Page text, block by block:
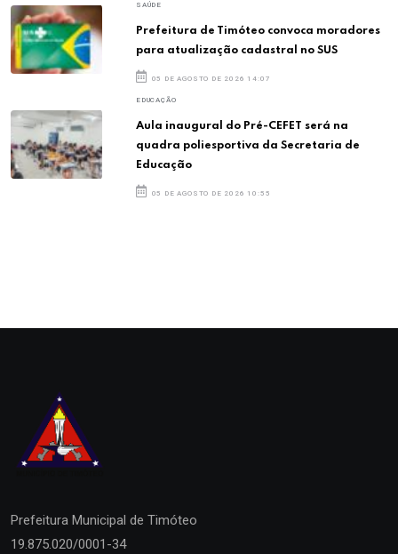
SAÚDE
Prefeitura de Timóteo convoca moradores
para atualização cadastral no SUS
05 DE AGOSTO DE 2026 14:07
EDUCAÇÃO
Aula inaugural do Pré-CEFET será na
quadra poliesportiva da Secretaria de
Educação
05 DE AGOSTO DE 2026 10:55
Prefeitura Municipal de Timóteo
19.875.020/0001-34